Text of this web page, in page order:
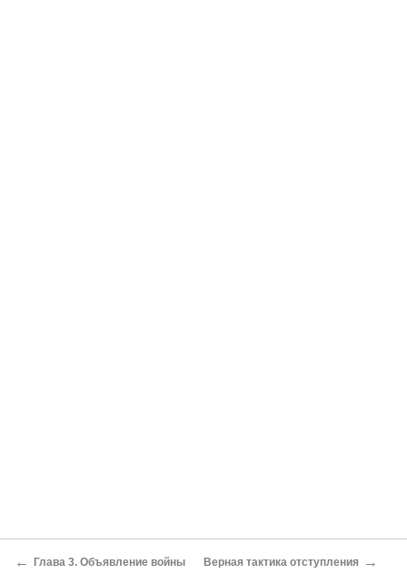
← Глава 3. Объявление войны Верная тактика отступления →